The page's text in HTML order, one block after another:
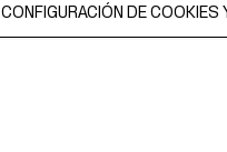
CONFIGURACIÓN DE COOKIES